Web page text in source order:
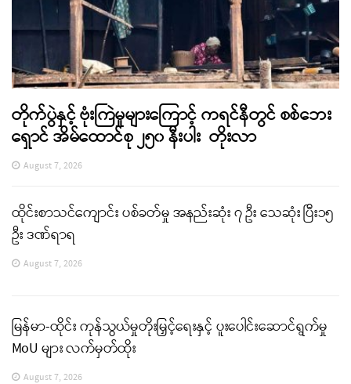
တိုက်ပွဲနှင့် ဗုံးကြဲမှုများကြောင့် ကရင်နီတွင် စစ်ဘေး
ရှောင် အိမ်ထောင်စု ၂၅၀ နီးပါး တိုးလာ
August 7, 2026
ထိုင်းစာသင်ကျောင်း ပစ်ခတ်မှု အနည်းဆုံး ၇ ဦး သေဆုံး ပြီး၁၅
ဦး ဒဏ်ရာရ
August 7, 2026
မြန်မာ-ထိုင်း ကုန်သွယ်မှုတိုးမြှင့်ရေးနှင့် ပူးပေါင်းဆောင်ရွက်မှု
MoU များ လက်မှတ်ထိုး
August 7, 2026